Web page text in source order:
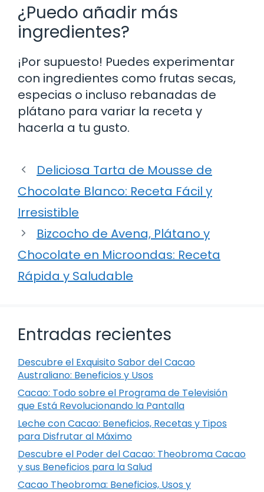
¿Puedo añadir más
ingredientes?
¡Por supuesto! Puedes experimentar
con ingredientes como frutas secas,
especias o incluso rebanadas de
plátano para variar la receta y
hacerla a tu gusto.
Deliciosa Tarta de Mousse de
Chocolate Blanco: Receta Fácil y
Irresistible
Bizcocho de Avena, Plátano y
Chocolate en Microondas: Receta
Rápida y Saludable
Entradas recientes
Descubre el Exquisito Sabor del Cacao
Australiano: Beneficios y Usos
Cacao: Todo sobre el Programa de Televisión
que Está Revolucionando la Pantalla
Leche con Cacao: Beneficios, Recetas y Tipos
para Disfrutar al Máximo
Descubre el Poder del Cacao: Theobroma Cacao
y sus Beneficios para la Salud
Cacao Theobroma: Beneficios, Usos y